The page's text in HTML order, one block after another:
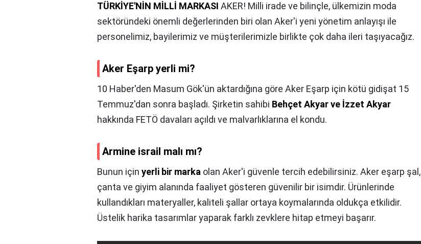
TÜRKİYE'NİN MİLLİ MARKASI AKER! Milli irade ve bilinçle, ülkemizin moda
sektöründeki önemli değerlerinden biri olan Aker'i yeni yönetim anlayışı ile
personelimiz, bayilerimiz ve müşterilerimizle birlikte çok daha ileri taşıyacağız.
Aker Eşarp yerli mi?
10 Haber'den Masum Gök'ün aktardığına göre Aker Eşarp için kötü gidişat 15
Temmuz'dan sonra başladı. Şirketin sahibi Behçet Akyar ve İzzet Akyar
hakkında FETÖ davaları açıldı ve malvarlıklarına el kondu.
Armine israil malı mı?
Bunun için yerli bir marka olan Aker'i güvenle tercih edebilirsiniz. Aker eşarp şal,
çanta ve giyim alanında faaliyet gösteren güvenilir bir isimdir. Ürünlerinde
kullandıkları materyaller, kaliteli şallar ortaya koymalarında oldukça etkilidir.
Üstelik harika tasarımlar yaparak farklı zevklere hitap etmeyi başarır.